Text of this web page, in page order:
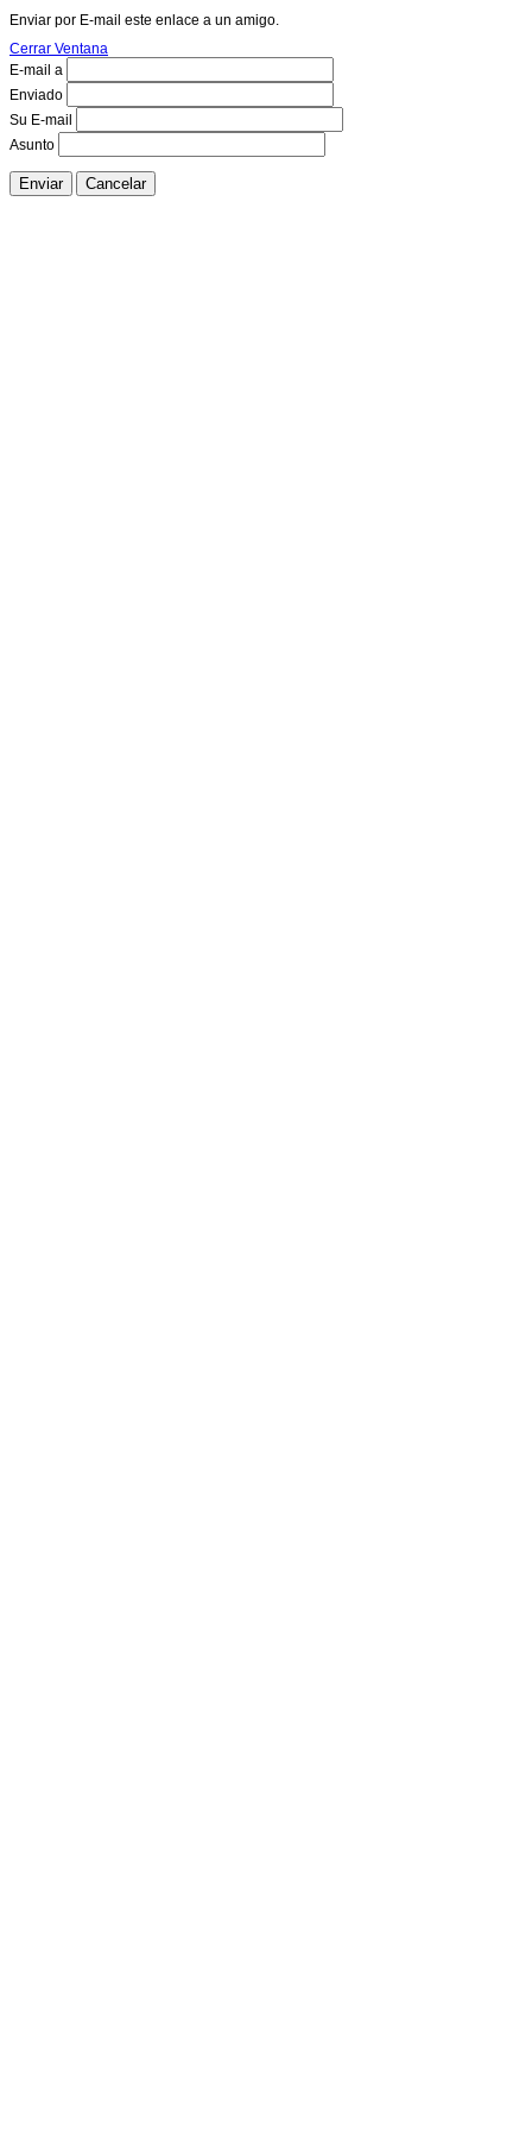
Enviar por E-mail este enlace a un amigo.
Cerrar Ventana
E-mail a
Enviado
Su E-mail
Asunto
Enviar Cancelar